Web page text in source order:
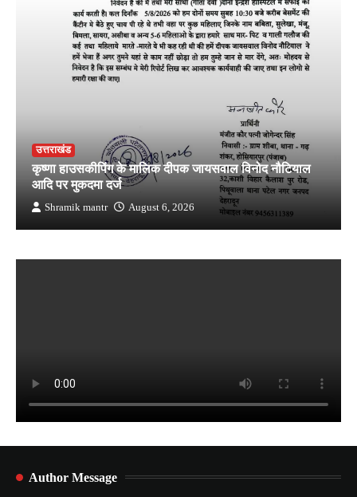
उत्तराखंड
कृष्णा हाउसकीपिंग के मालिक दीपक जायसवाल विनोद नौटियाल
आदि पर मुकदमा दर्ज
Shramik mantr August 6, 2026
Author Message